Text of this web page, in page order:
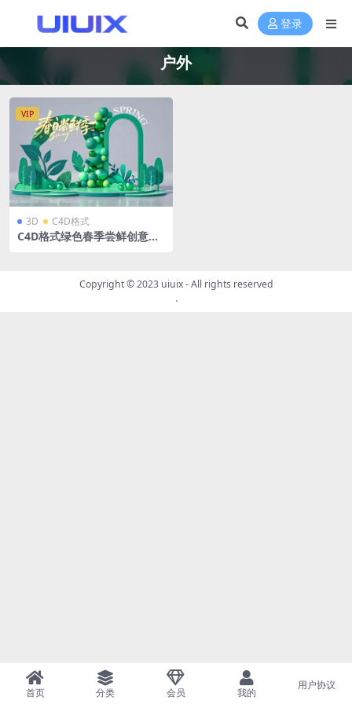
登录
户外
VIP
3D C4D格式
C4D格式绿色春季尝鲜创意潮
Copyright © 2023 uiuix- All rights reserved
.
首页 分类 会员 我的
用户协议